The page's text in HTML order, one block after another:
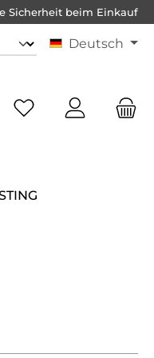
Sicherheit beim Einkauf
Deutsch